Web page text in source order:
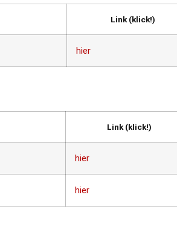
Link (klick!)
hier
Link (klick!)
hier
hier